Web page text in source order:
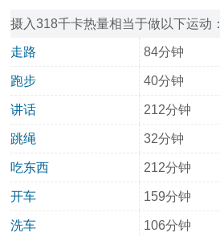
摄入318千卡热量相当于做以下运动：
走路 84分钟
跑步 40分钟
讲话 212分钟
跳绳 32分钟
吃东西 212分钟
开车 159分钟
洗车 106分钟